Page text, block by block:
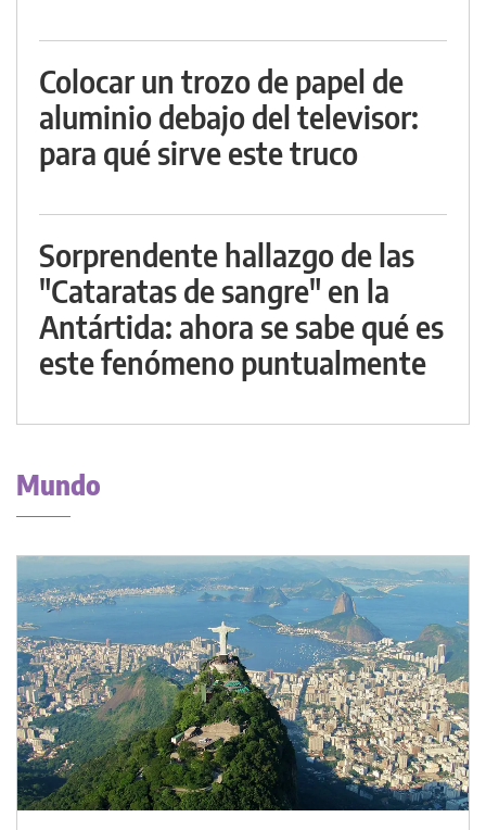
Colocar un trozo de papel de
aluminio debajo del televisor:
para qué sirve este truco
Sorprendente hallazgo de las
"Cataratas de sangre" en la
Antártida: ahora se sabe qué es
este fenómeno puntualmente
Mundo